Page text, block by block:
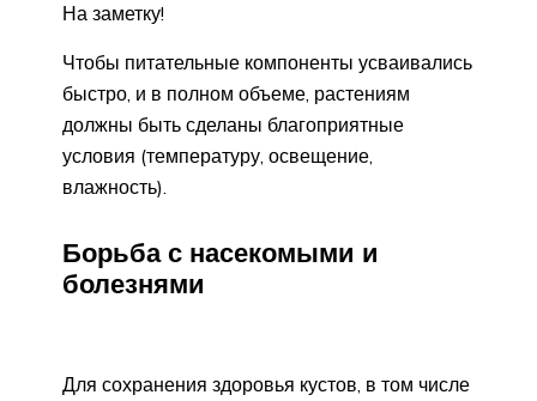
На заметку!
Чтобы питательные компоненты усваивались
быстро, и в полном объеме, растениям
должны быть сделаны благоприятные
условия (температуру, освещение,
влажность).
Борьба с насекомыми и
болезнями
Для сохранения здоровья кустов, в том числе